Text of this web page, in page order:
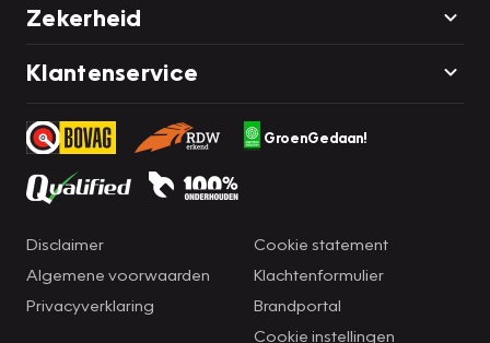
Zekerheid
Klantenservice
GroenGedaan!
Disclaimer
Algemene voorwaarden
Privacyverklaring
Cookie statement
Klachtenformulier
Brandportal
Cookie instellingen